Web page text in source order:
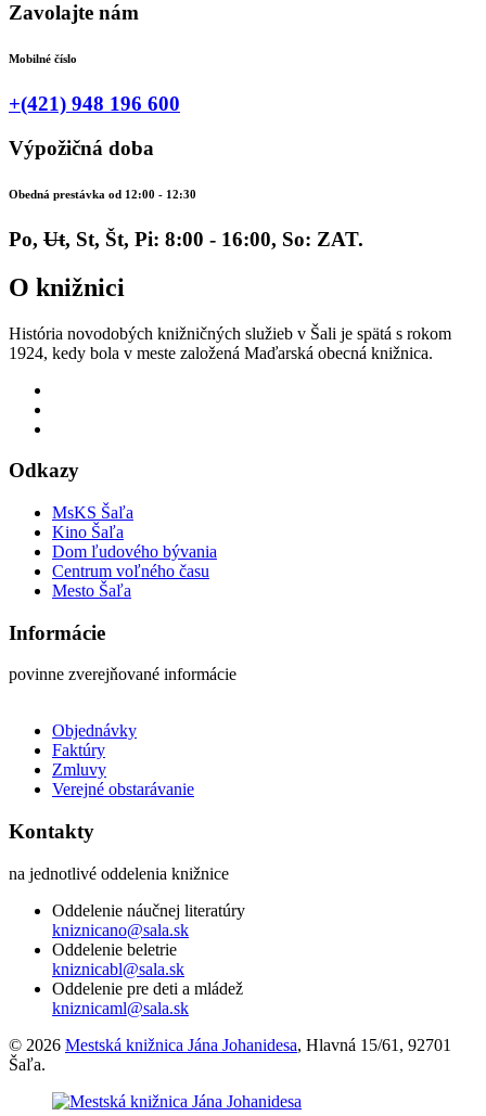
Zavolajte nám
Mobilné číslo
+(421) 948 196 600
Výpožičná doba
Obedná prestávka od 12:00 - 12:30
Po, Ut, St, Št, Pi: 8:00 - 16:00, So: ZAT.
O knižnici
História novodobých knižničných služieb v Šali je spätá s rokom
1924, kedy bola v meste založená Maďarská obecná knižnica.
Odkazy
MsKS Šaľa
Kino Šaľa
Dom ľudového bývania
Centrum voľného času
Mesto Šaľa
Informácie
povinne zverejňované informácie
Objednávky
Faktúry
Zmluvy
Verejné obstarávanie
Kontakty
na jednotlivé oddelenia knižnice
Oddelenie náučnej literatúry
kniznicano@sala.sk
Oddelenie beletrie
kniznicabl@sala.sk
Oddelenie pre deti a mládež
kniznicaml@sala.sk
© 2026 Mestská knižnica Jána Johanidesa, Hlavná 15/61, 92701
Šaľa.